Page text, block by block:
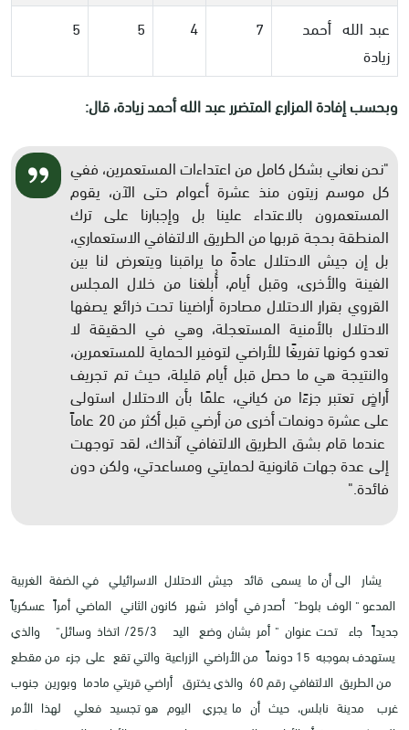
عبد الله أحمد
زيادة
7
4
5
5
وبحسب إفادة المزارع المتضرر عبد الله أحمد زيادة، قال:
"نحن نعاني بشكل كامل من اعتداءات المستعمرين، ففي
كل موسم زيتون منذ عشرة أعوام حتى الآن، يقوم
المستعمرون بالاعتداء علينا بل وإجبارنا على ترك
المنطقة بحجة قربها من الطريق الالتفافي الاستعماري،
بل إن جيش الاحتلال عادةً ما يراقبنا ويتعرض لنا بين
الفينة والأخرى، وقبل أيام، أُبلغنا من خلال المجلس
القروي بقرار الاحتلال مصادرة أراضينا تحت ذرائع يصفها
الاحتلال بالأمنية المستعجلة، وهي في الحقيقة لا
تعدو كونها تفريغًا للأراضي لتوفير الحماية للمستعمرين،
والنتيجة هي ما حصل قبل أيام قليلة، حيث تم تجريف
أراضٍ تعتبر جزءًا من كياني، علمًا بأن الاحتلال استولى
على عشرة دونمات أخرى من أرضي قبل أكثر من 20 عاماً
عندما قام بشق الطريق الالتفافي آنذاك، لقد توجهت
إلى عدة جهات قانونية لحمايتي ومساعدتي، ولكن دون
فائدة."
يشار الى أن ما يسمى قائد جيش الاحتلال الاسرائيلي في الضفة الغربية
المدعو " الوف بلوط" أصدر في أواخر شهر كانون الثاني الماضي أمراً عسكرياً
جديداً جاء تحت عنوان " أمر بشان وضع اليد 25/3/ اتخاذ وسائل" والذي
يستهدف بموجبه 15 دونماً من الأراضي الزراعية والتي تقع على جزء من مقطع
من الطريق الالتفافي رقم 60 والذي يخترق أراضي قريتي مادما وبورين جنوب
غرب مدينة نابلس، حيث أن ما يجري اليوم هو تجسيد فعلي لهذا الأمر